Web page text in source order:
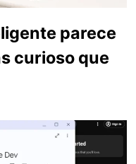
parece
curioso que